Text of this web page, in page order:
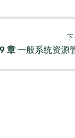
下
章一般系统资源